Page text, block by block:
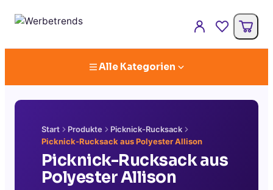
Alle Kategorien
Start Produkte
Picknick-Rucksack
Picknick-Rucksack aus Polyester Allison
Picknick-Rucksack aus
Polyester Allison